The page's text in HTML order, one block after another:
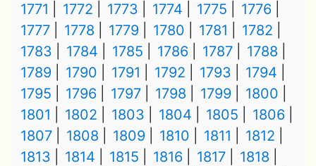
1771
1772 1773 1774 1775
1776
1777
1778 1779 1780 1781
1782
1783
1784 1785 1786 1787
1788
1789
1790 1791 1792 1793
1794
1795
1796 1797 1798 1799
1800
1801
1802 1803 1804 1805
1806
1807
1808 1809 1810 1811
1812
1813
1814 1815 1816 1817
1818